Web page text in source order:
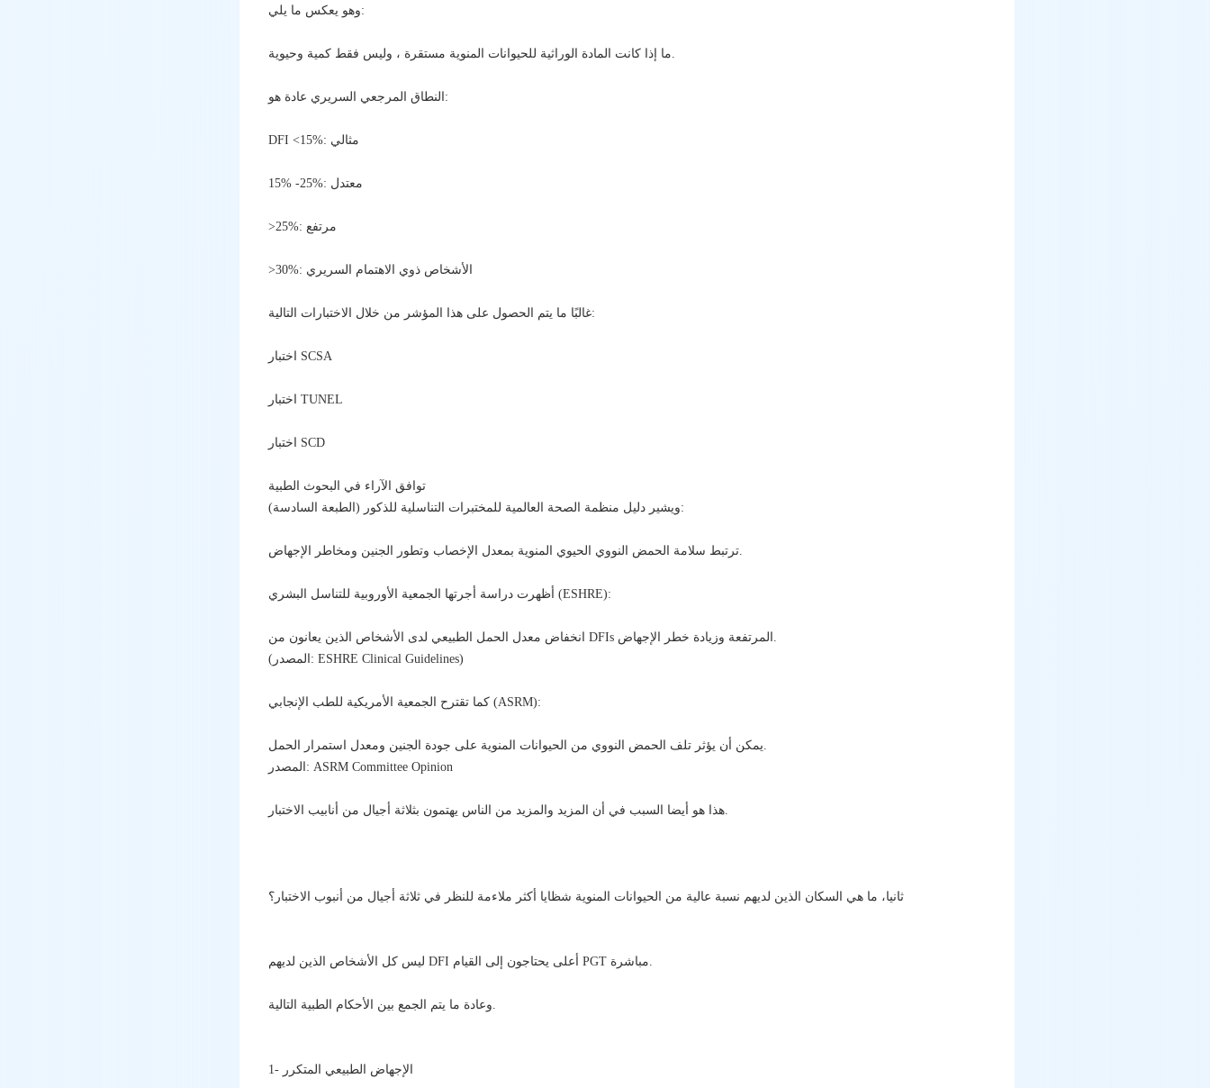
وهو يعكس ما يلي:
ما إذا كانت المادة الوراثية للحيوانات المنوية مستقرة ، وليس فقط كمية وحيوية.
النطاق المرجعي السريري عادة هو:
DFI <15%: مثالي
15% -25%: معتدل
>25%: مرتفع
>30%: الأشخاص ذوي الاهتمام السريري
غالبًا ما يتم الحصول على هذا المؤشر من خلال الاختبارات التالية:
اختبار SCSA
اختبار TUNEL
اختبار SCD
توافق الآراء في البحوث الطبية
ويشير دليل منظمة الصحة العالمية للمختبرات التناسلية للذكور (الطبعة السادسة):
ترتبط سلامة الحمض النووي الحيوي المنوية بمعدل الإخصاب وتطور الجنين ومخاطر الإجهاض.
أظهرت دراسة أجرتها الجمعية الأوروبية للتناسل البشري (ESHRE):
انخفاض معدل الحمل الطبيعي لدى الأشخاص الذين يعانون من DFIs المرتفعة وزيادة خطر الإجهاض.
(المصدر: ESHRE Clinical Guidelines)
كما تقترح الجمعية الأمريكية للطب الإنجابي (ASRM):
يمكن أن يؤثر تلف الحمض النووي من الحيوانات المنوية على جودة الجنين ومعدل استمرار الحمل.
المصدر: ASRM Committee Opinion
هذا هو أيضا السبب في أن المزيد والمزيد من الناس يهتمون بثلاثة أجيال من أنابيب الاختبار.
ثانيا، ما هي السكان الذين لديهم نسبة عالية من الحيوانات المنوية شظايا أكثر ملاءمة للنظر في ثلاثة أجيال من أنبوب الاختبار؟
ليس كل الأشخاص الذين لديهم DFI أعلى يحتاجون إلى القيام PGT مباشرة.
وعادة ما يتم الجمع بين الأحكام الطبية التالية.
1- الإجهاض الطبيعي المتكرر